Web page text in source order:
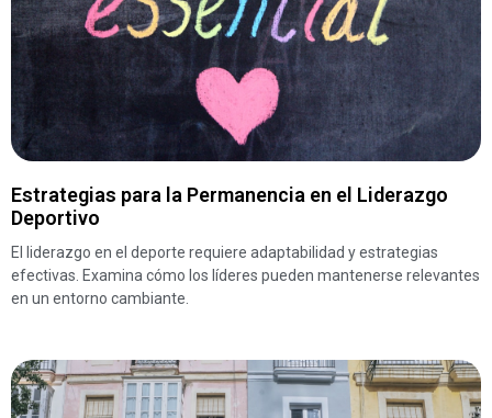
Estrategias para la Permanencia en el Liderazgo
Deportivo
El liderazgo en el deporte requiere adaptabilidad y estrategias
efectivas. Examina cómo los líderes pueden mantenerse relevantes
en un entorno cambiante.